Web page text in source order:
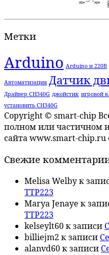
Метки
Arduino Arduino и 220В
Автоматизация Датчик
Драйвер CH340G джойстик игровой
установить CH340G
Copyright © smart-chip
полном или частичном
сайта www.smart-chip.ru
Свежие
Melisa Welbyк
TTP223
Marya Jenaye к
TTP223
kelseylt60к записи
billiejm2 к записи
alanvd60к записи